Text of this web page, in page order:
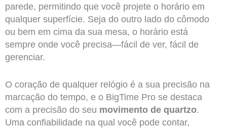
parede, permitindo que você projete o horário em
qualquer superfície. Seja do outro lado do cômodo
ou bem em cima da sua mesa, o horário está
sempre onde você precisa—fácil de ver, fácil de
gerenciar.
O coração de qualquer relógio é a sua precisão na
marcação do tempo, e o BigTime Pro se destaca
com a precisão do seu movimento de quartzo.
Uma confiabilidade na qual você pode contar,